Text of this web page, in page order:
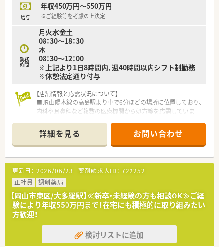
どの面まで日々研鑽し、魅力ある病院づくりを目指されていま
す。
用できます。
■内科医師との距離も近く、連携をとり臨床経験を積むことがで
きます。
■中小規模だからこそ他部署との連携がとりやすく、チーム医療
で活躍できます。
■手術目的の患者さんが多いため、自立した患者さんが多く、服
介入症例件数こそが自身のキャリア形成に直結します。
＜こんな方にもおすすめ＞
■病院未経験の方
■残業少なめでメリハリをつけて勤務したい方
給与
年収450万円～550万円
※ご経験等を考慮の上決定
勤務
時間
月火水金土
08：30～18：30
木
08：30～12：00
※上記より1日8時間内、週40時間以内シフト制勤務
※休憩法定通り付与
【店舗情報と応需状況について】
■JR山陽本線の高島駅より車で6分ほどの場所に位置しており、
内科や耳鼻科など複数の医療機関から処方箋を応需していま
■処方箋枚数は通常1日30枚から40枚程度ですが、冬場などの繁
忙期には最大で80枚ほどになる日もあり、程よい活気がありま
す。
■薬剤師は常時2名体制を維持しており、30代の管理薬剤師と女
性スタッフが中心となって、地域の方々の健康を支えています。
【募集背景と求める人物像について】
■近隣2店舗を4名体制で運営しておりましたが、欠員が発生し
たため、体制を強化し安定させるための正社員を急募していま
す。
■現在は他店舗からの応援で対応しているため、新しい環境で固
定のスタッフとして長く貢献していただける方を求めていま
■40代までの若手から中堅層の方を中心に、患者様とのコミュ
詳細を見る お問い合わせ
更新日： 2026/06/23 薬剤師求人ID： 722252
正社員
調剤薬局
【岡山市東区/大多羅駅】≪新卒・未経験の方も相談OK≫ご経
験により年収550万円まで！在宅にも積極的に取り組みたい
方歓迎！
検討リストに追加